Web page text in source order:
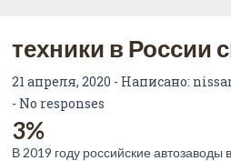
техники в России
3%
21 апреля, 2020 - Написано:
- No responses
В 2019 году российские автозаводы